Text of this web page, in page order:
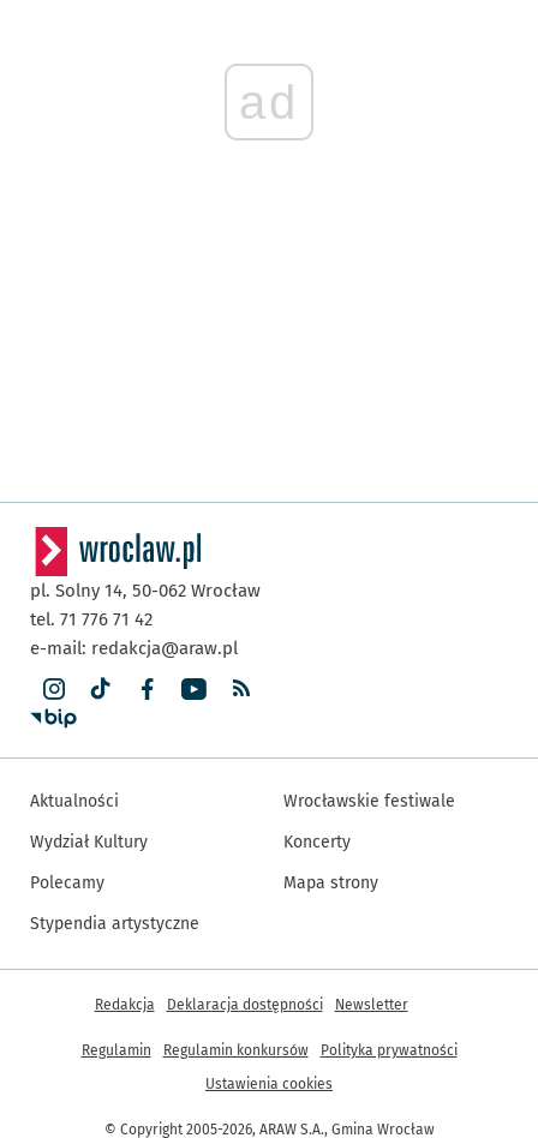
ad
pl. Solny 14, 50-062 Wrocław
tel. 71 776 71 42
e-mail: redakcja@araw.pl
Aktualności
Wydział Kultury
Polecamy
Stypendia artystyczne
Wrocławskie festiwale
Koncerty
Mapa strony
© Copyright 2005-2026, ARAW S.A., Gmina Wrocław
Inne informacje
Redakcja Deklaracja dostępności Newsletter
Regulamin Regulamin konkursów
Polityka prywatności
Ustawienia cookies